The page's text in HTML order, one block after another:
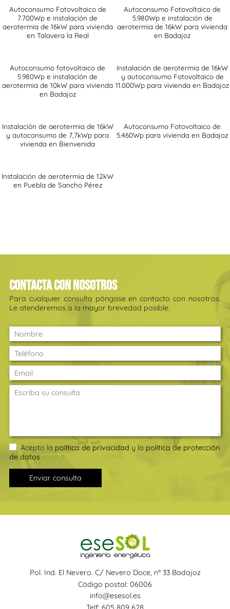
Autoconsumo Fotovoltaico de
7.700Wp e instalación de
aerotermia de 16kW para vivienda
en Talavera la Real
Autoconsumo Fotovoltaico de
5.980Wp e instalación de
aerotermia de 16kW para vivienda
en Badajoz
Autoconsumo fotovoltaico de
5.980Wp e instalación de
aerotermia de 10kW para vivienda
en Badajoz
Instalación de aerotermia de 16kW
y autoconsumo Fotovoltaico de
11.000Wp para vivienda en Badajoz
Instalación de aerotermia de 16kW
y autoconsumo de 7,7kWp para
vivienda en Bienvenida
Autoconsumo Fotovoltaico de
5.460Wp para vivienda en Badajoz
Instalación de aerotermia de 12kW
en Puebla de Sancho Pérez
Contacta con nosotros
Para cualquier consulta póngase en contacto con nosotros.
Le atenderemos a la mayor brevedad posible.
Acepto la política de privacidad y la política de protección
de datos
Enviar consulta
Pol. Ind. El Nevero. C/ Nevero Doce, nº 33 Badajoz
Código postal: 06006
info@esesol.es